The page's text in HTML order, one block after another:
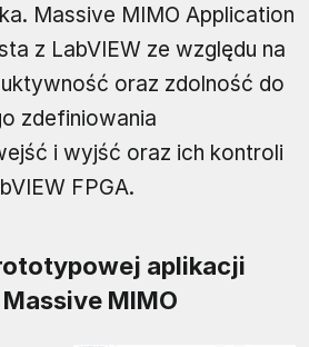
Massive MIMO Application
z LabVIEW ze względu na
oraz zdolność do
zdefiniowania
i wyjść oraz ich kontroli
FPGA.
aplikacji
MIMO